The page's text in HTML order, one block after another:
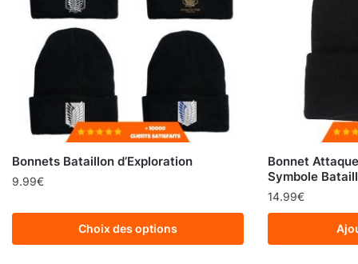
Bonnets Bataillon d’Exploration
9.99€
Choix des options
Bonnet
Symbole
14.99€